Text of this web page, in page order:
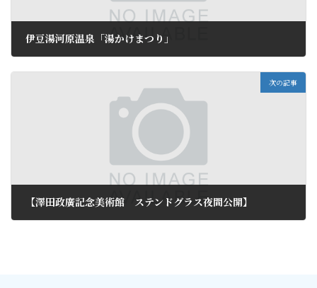
伊豆湯河原温泉「湯かけまつり」
次の記事
【澤田政廣記念美術館 ステンドグラス夜間公開】